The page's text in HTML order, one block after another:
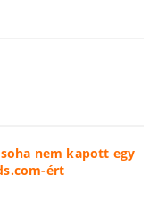
nem kapott egy
ért